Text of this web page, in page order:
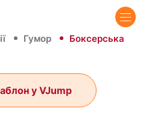
Гумор
Боксерська
у VJump